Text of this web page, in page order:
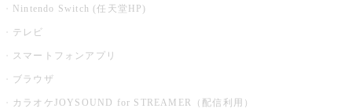
Nintendo Switch (任天堂HP)
テレビ
スマートフォンアプリ
ブラウザ
カラオケJOYSOUND for STREAMER（配信利用）